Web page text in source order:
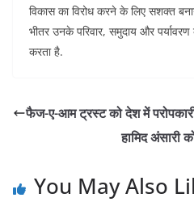
विकास का विरोध करने के लिए सशक्त
भीतर उनके परिवार, समुदाय और
करता है.
फैज-ए-आम ट्रस्ट को देश में
हामिद अंसारी
You May Also